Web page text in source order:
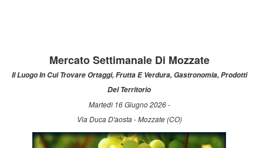
Mercato Settimanale Di Mozzate
Il Luogo In Cui Trovare Ortaggi, Frutta E Verdura, Gastronomia, Prodotti
Del Territorio
Martedì 16 Giugno 2026 -
Via Duca D'aosta - Mozzate (CO)